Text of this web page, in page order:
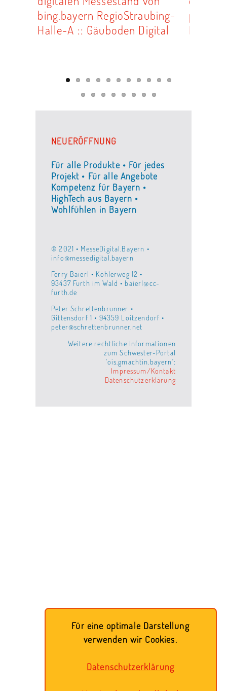
NEUERÖFFNUNG
Für alle Produkte • Für jedes
Projekt • Für alle Angebote
Kompetenz für Bayern •
HighTech aus Bayern •
Wohlfühlen in Bayern
© 2021 • MesseDigital.Bayern •
info@messedigital.bayern
Ferry Baierl • Köhlerweg 12 •
93437 Furth im Wald • baierl@cc-
furth.de
Peter Schrettenbrunner •
Gittensdorf 1 • 94359 Loitzendorf •
peter@schrettenbrunner.net
Weitere rechtliche Informationen
zum Schwester-Portal
'ois.gmachtin.bayern':
Impressum/Kontakt
Datenschutzerklärung
Für eine optimale Darstellung
verwenden wir Cookies.
Datenschutzerklärung